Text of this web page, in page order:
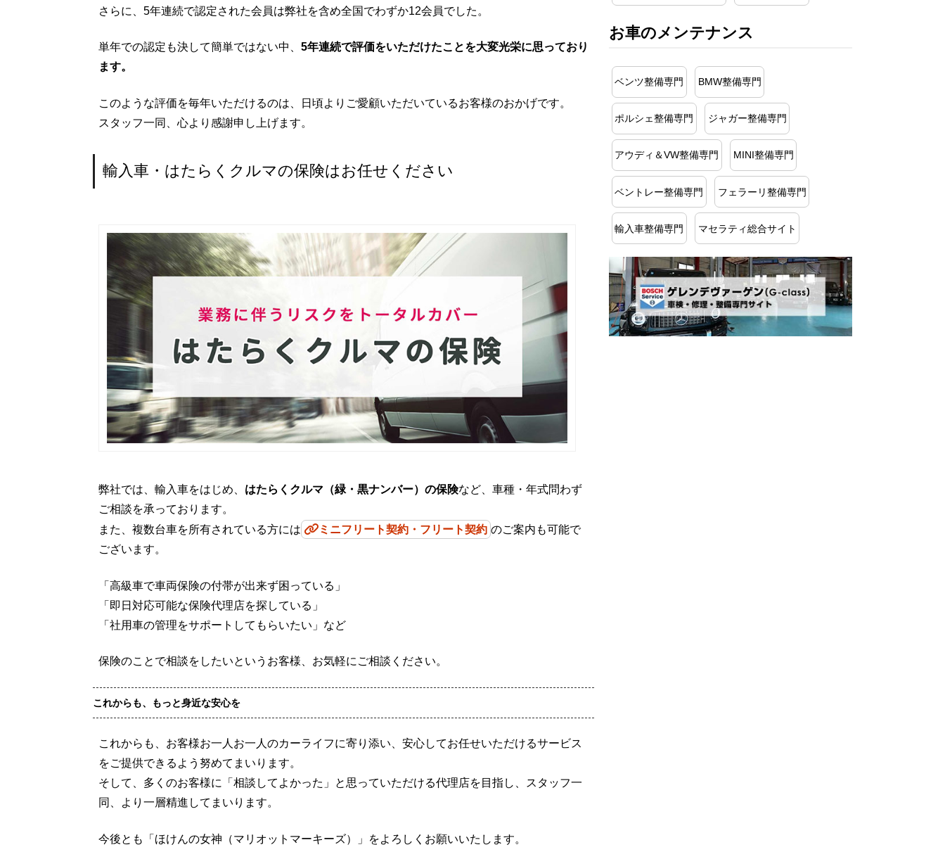
さらに、5年連続で認定された会員は弊社を含め全国でわずか12会員でした。
単年での認定も決して簡単ではない中、 5年連続で評価をいただけたことを大変光栄に思っており
ます。
このような評価を毎年いただけるのは、日頃よりご愛顧いただいているお客様のおかげです。
スタッフ一同、心より感謝申し上げます。
輸入車・はたらくクルマの保険はお任せください
弊社では、輸入車をはじめ、 はたらくクルマ（緑・黒ナンバー）の保険など、車種・年式問わず
ご相談を承っております。
また、複数台車を所有されている方には
ミニフリート契約・フリート契約 のご案内も可能で
ございます。
「高級車で車両保険の付帯が出来ず困っている」
「即日対応可能な保険代理店を探している」
「社用車の管理をサポートしてもらいたい」など
保険のことで相談をしたいというお客様、お気軽にご相談ください。
これからも、もっと身近な安心を
これからも、お客様お一人お一人のカーライフに寄り添い、安心してお任せいただけるサービス
をご提供できるよう努めてまいります。
そして、多くのお客様に「相談してよかった」と思っていただける代理店を目指し、スタッフ一
同、より一層精進してまいります。
今後とも「ほけんの女神（マリオットマーキーズ）」をよろしくお願いいたします。
お車のメンテナンス
ベンツ整備専門 BMW整備専門
ポルシェ整備専門 ジャガー整備専門
アウディ＆VW整備専門 MINI整備専門
ベントレー整備専門 フェラーリ整備専門
輸入車整備専門 マセラティ総合サイト